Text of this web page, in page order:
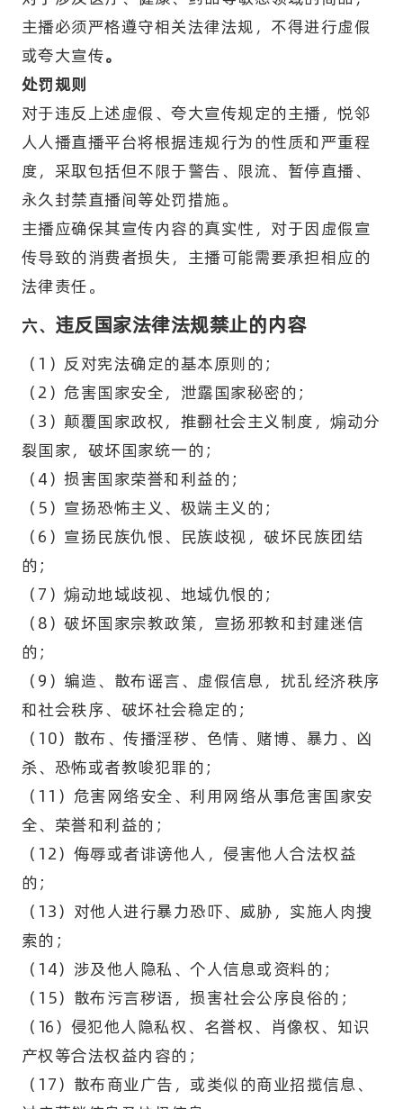
主播必须严格遵守相关法律法规，不得进行虚假
或夸大宣传。
处罚规则
对于违反上述虚假、夸大宣传规定的主播，悦邻
人人播直播平台将根据违规行为的性质和严重程
度，采取包括但不限于警告、限流、暂停直播、
永久封禁直播间等处罚措施。
主播应确保其宣传内容的真实性，对于因虚假宣
传导致的消费者损失，主播可能需要承担相应的
法律责任。
六、 违反国家法律法规禁止的内容
（1）反对宪法确定的基本原则的；
（2）危害国家安全，泄露国家秘密的；
（3）颠覆国家政权，推翻社会主义制度，煽动分
裂国家，破坏国家统一的；
（4）损害国家荣誉和利益的；
（5）宣扬恐怖主义、极端主义的；
（6）宣扬民族仇恨、民族歧视，破坏民族团结
的；
（7）煽动地域歧视、地域仇恨的；
（8）破坏国家宗教政策，宣扬邪教和封建迷信
的；
（9）编造、散布谣言、虚假信息，扰乱经济秩序
和社会秩序、破坏社会稳定的；
（10）散布、传播淫秽、色情、赌博、暴力、凶
杀、恐怖或者教唆犯罪的；
（11）危害网络安全、利用网络从事危害国家安
全、荣誉和利益的；
（12）侮辱或者诽谤他人，侵害他人合法权益
的；
（13）对他人进行暴力恐吓、威胁，实施人肉搜
索的；
（14）涉及他人隐私、个人信息或资料的；
（15）散布污言秽语，损害社会公序良俗的；
（16）侵犯他人隐私权、名誉权、肖像权、知识
产权等合法权益内容的；
（17）散布商业广告，或类似的商业招揽信息、